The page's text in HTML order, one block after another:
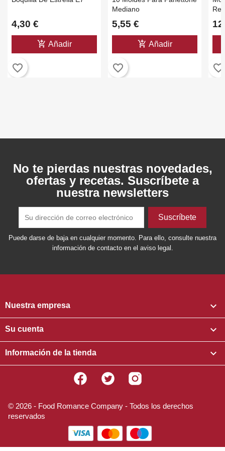
4,30 €
add_shopping_cart Añadir
favorite_border
Mediano
5,55 €
add_shopping_cart Añadir
favorite_border favorite_border
No te pierdas nuestras novedades,
ofertas y recetas. Suscríbete a
nuestra newsletters
Puede darse de baja en cualquier momento. Para ello, consulte nuestra
información de contacto en el aviso legal.
Nuestra empresa 
Su cuenta 
Información de la tienda 
Facebook Twitter
© 2026 - Food Romance Company - Todos los derechos
reservados